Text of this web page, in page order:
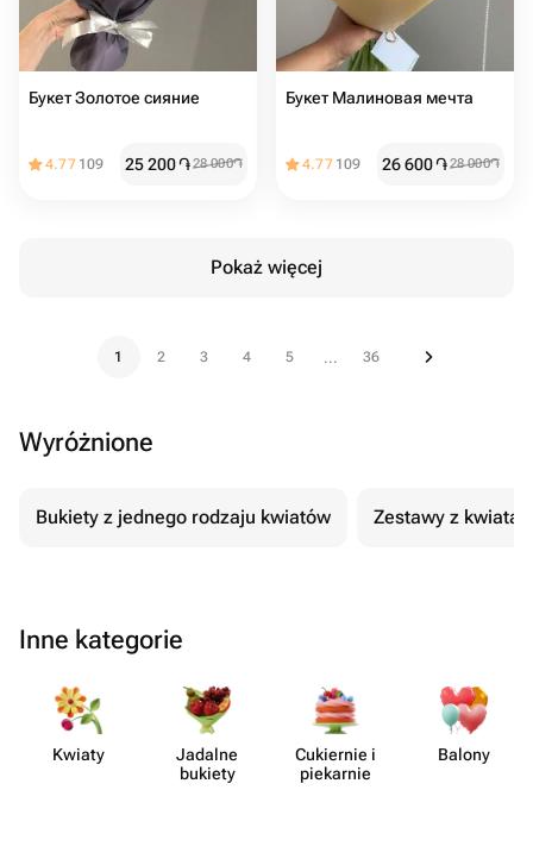
Букет Золотое сияние
4.77 109 25 200֏28 000֏
Букет Малиновая мечта
4.77 109 26 600֏28 000֏
Pokaż więcej
1 2 3 4 5 ... 36
Wyróżnione
Bukiety z jednego rodzaju kwiatów Zestawy z
Inne kategorie
Kwiaty
Jadalne
bukiety
Cukiernie i
piekarnie
Balony